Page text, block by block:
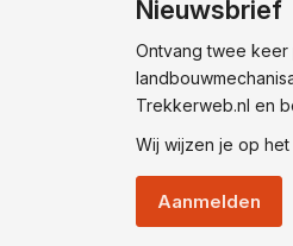
Nieuwsbrief
Ontvang twee
Trekkerweb.nl en
Wij wijzen je op het
Aanmelden